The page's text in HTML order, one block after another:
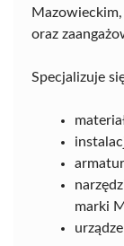
oraz
Specjalizuje
marki